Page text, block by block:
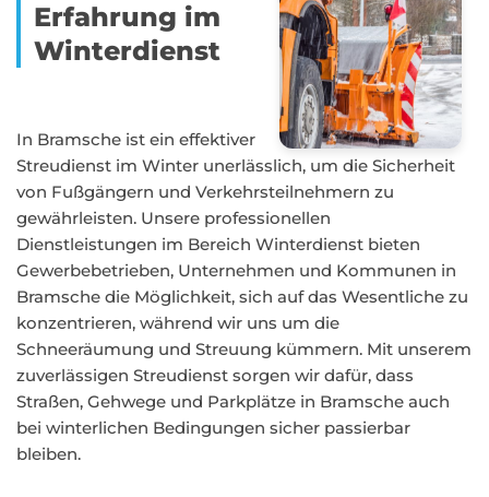
Erfahrung im
Winterdienst
In Bramsche ist ein effektiver
Streudienst im Winter unerlässlich, um die Sicherheit
von Fußgängern und Verkehrsteilnehmern zu
gewährleisten. Unsere professionellen
Dienstleistungen im Bereich Winterdienst bieten
Gewerbebetrieben, Unternehmen und Kommunen in
Bramsche die Möglichkeit, sich auf das Wesentliche zu
konzentrieren, während wir uns um die
Schneeräumung und Streuung kümmern. Mit unserem
zuverlässigen Streudienst sorgen wir dafür, dass
Straßen, Gehwege und Parkplätze in Bramsche auch
bei winterlichen Bedingungen sicher passierbar
bleiben.